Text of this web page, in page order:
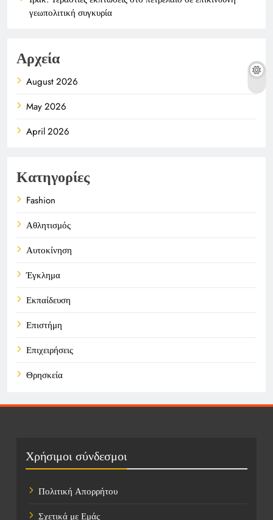
γεωπολιτική συγκυρία
Αρχεία
August 2026
May 2026
April 2026
Κατηγορίες
Fashion
Αθλητισμός
Αυτοκίνηση
Έγκλημα
Εκπαίδευση
Επιστήμη
Επιχειρήσεις
Θρησκεία
Πολιτική
Χρήσιμοι σύνδεσμοι
Πολιτική Απορρήτου
Σχετικά με Εμάς